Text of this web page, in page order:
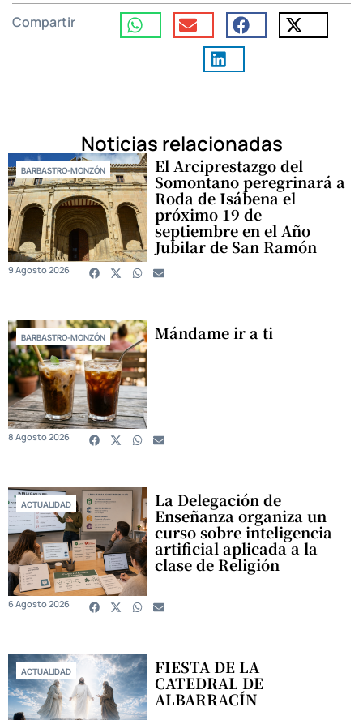
Compartir
Noticias relacionadas
BARBASTRO-MONZÓN El Arciprestazgo del
Somontano peregrinará a
Roda de Isábena el
próximo 19 de
septiembre en el Año
Jubilar de San Ramón
9 Agosto 2026
BARBASTRO-MONZÓN Mándame ir a ti
8 Agosto 2026
ACTUALIDAD La Delegación de
Enseñanza organiza un
curso sobre inteligencia
artificial aplicada a la
clase de Religión
6 Agosto 2026
ACTUALIDAD FIESTA DE LA
CATEDRAL DE
ALBARRACÍN